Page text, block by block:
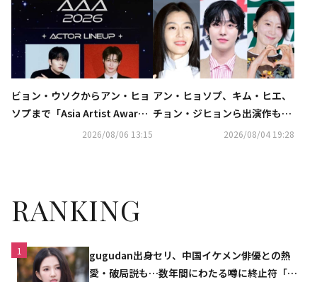
ビョン・ウソクからアン・ヒョ
ソプまで「Asia Artist Award
2026/08/06 13:15
アン・ヒョソプ、キム・ヒエ、
チョン・ジヒョンら出演作も！
JTBC、財政難が報じられるな
2026/08/04 19:28
RANKING
1
gugudan出身セリ、中国イケメン俳優との熱
愛・破局説も…数年間にわたる噂に終止符「邪